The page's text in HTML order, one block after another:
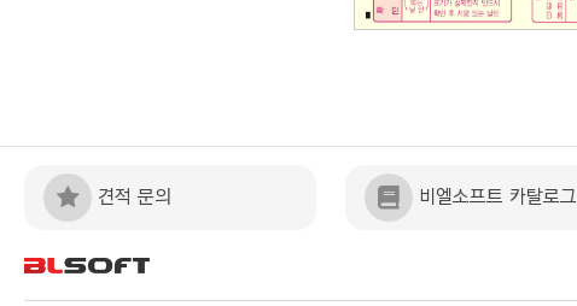
견적 문의 비엘소프트 카탈로그